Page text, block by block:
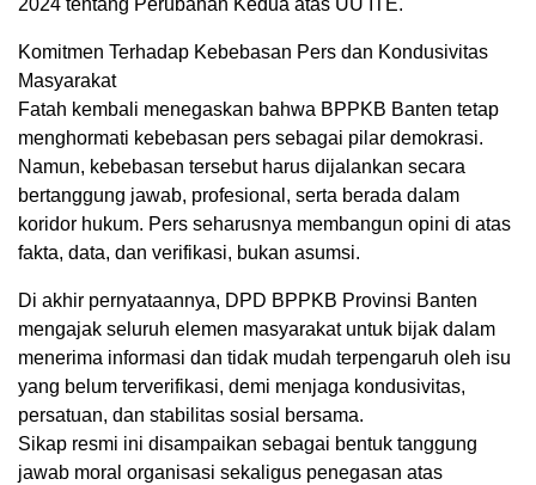
Komitmen Terhadap Kebebasan Pers dan Kondusivitas
Masyarakat
Fatah kembali menegaskan bahwa BPPKB Banten tetap
menghormati kebebasan pers sebagai pilar demokrasi.
Namun, kebebasan tersebut harus dijalankan secara
bertanggung jawab, profesional, serta berada dalam
koridor hukum. Pers seharusnya membangun opini di atas
fakta, data, dan verifikasi, bukan asumsi.
Di akhir pernyataannya, DPD BPPKB Provinsi Banten
mengajak seluruh elemen masyarakat untuk bijak dalam
menerima informasi dan tidak mudah terpengaruh oleh isu
yang belum terverifikasi, demi menjaga kondusivitas,
persatuan, dan stabilitas sosial bersama.
Sikap resmi ini disampaikan sebagai bentuk tanggung
jawab moral organisasi sekaligus penegasan atas